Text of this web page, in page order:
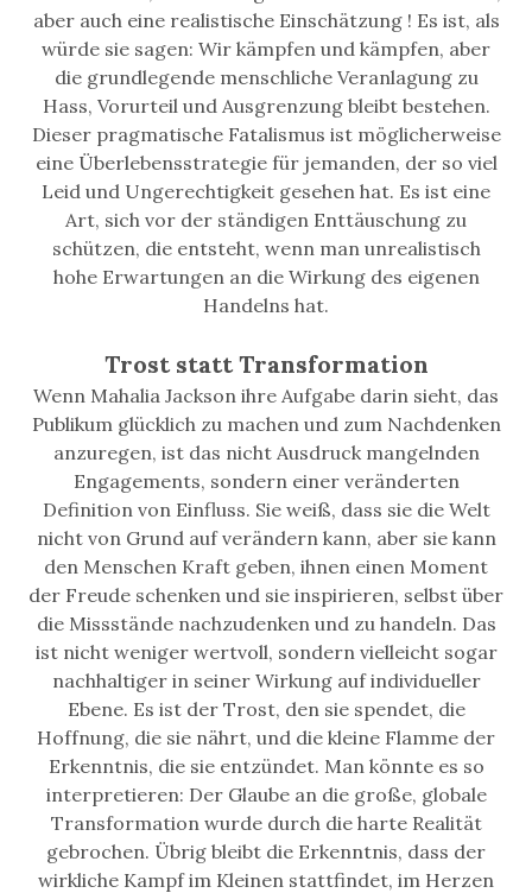
aber auch eine realistische Einschätzung ! Es ist, als
würde sie sagen: Wir kämpfen und kämpfen, aber
die grundlegende menschliche Veranlagung zu
Hass, Vorurteil und Ausgrenzung bleibt bestehen.
Dieser pragmatische Fatalismus ist möglicherweise
eine Überlebensstrategie für jemanden, der so viel
Leid und Ungerechtigkeit gesehen hat. Es ist eine
Art, sich vor der ständigen Enttäuschung zu
schützen, die entsteht, wenn man unrealistisch
hohe Erwartungen an die Wirkung des eigenen
Handelns hat.
Trost statt Transformation
Wenn Mahalia Jackson ihre Aufgabe darin sieht, das
Publikum glücklich zu machen und zum Nachdenken
anzuregen, ist das nicht Ausdruck mangelnden
Engagements, sondern einer veränderten
Definition von Einfluss. Sie weiß, dass sie die Welt
nicht von Grund auf verändern kann, aber sie kann
den Menschen Kraft geben, ihnen einen Moment
der Freude schenken und sie inspirieren, selbst über
die Missstände nachzudenken und zu handeln. Das
ist nicht weniger wertvoll, sondern vielleicht sogar
nachhaltiger in seiner Wirkung auf individueller
Ebene. Es ist der Trost, den sie spendet, die
Hoffnung, die sie nährt, und die kleine Flamme der
Erkenntnis, die sie entzündet. Man könnte es so
interpretieren: Der Glaube an die große, globale
Transformation wurde durch die harte Realität
gebrochen. Übrig bleibt die Erkenntnis, dass der
wirkliche Kampf im Kleinen stattfindet, im Herzen